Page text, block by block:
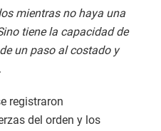
mientras no haya una
tiene la capacidad de
un paso al costado y
registraron
del orden y los